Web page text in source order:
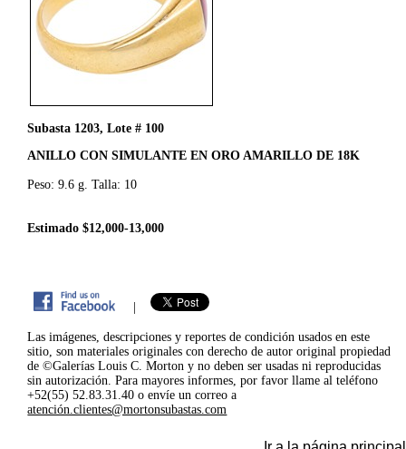
Subasta 1203, Lote # 100
ANILLO CON SIMULANTE EN ORO AMARILLO DE 18K
Peso: 9.6 g. Talla: 10
Estimado $12,000-13,000
|
Las imágenes, descripciones y reportes de condición usados en este
sitio, son materiales originales con derecho de autor original propiedad
de ©Galerías Louis C. Morton y no deben ser usadas ni reproducidas
sin autorización. Para mayores informes, por favor llame al teléfono
+52(55) 52.83.31.40 o envíe un correo a
atención.clientes@mortonsubastas.com